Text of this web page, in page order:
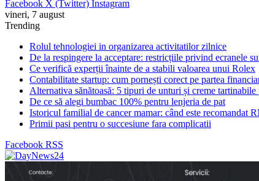
Facebook X (Twitter) Instagram
vineri, 7 august
Trending
Rolul tehnologiei in organizarea activitatilor zilnice
De la respingere la acceptare: restricțiile privind ecranele
Ce verifică experții înainte de a stabili valoarea unui Rolex
Contabilitate startup: cum pornești corect pe partea
Alternativa sănătoasă: 5 tipuri de unturi și creme tartinabile
De ce să alegi bumbac 100% pentru lenjeria de pat
Istoricul familial de cancer mamar: când este recomandat
Primii pasi pentru o succesiune fara complicatii
Facebook RSS